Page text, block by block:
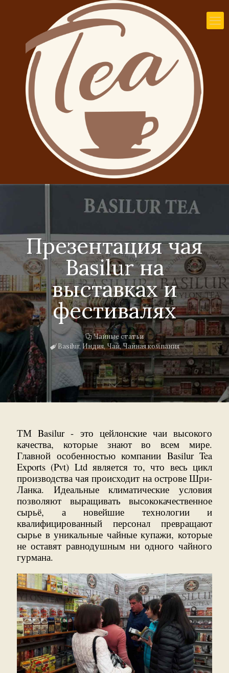
Презентация чая
Basilur на
выставках и
фестивалях
Чайные статьи
Basilur, Индия,Чай,Чайная компания
ТМ Basilur - это цейлонские чаи высокого
качества, которые знают во всем мире.
Главной особенностью компании Basilur Tea
Exports (Pvt) Ltd является то, что весь цикл
производства чая происходит на острове Шри-
Ланка. Идеальные климатические условия
позволяют выращивать высококачественное
сырьё, а новейшие технологии и
квалифицированный персонал превращают
сырье в уникальные чайные купажи, которые
не оставят равнодушным ни одного чайного
гурмана.